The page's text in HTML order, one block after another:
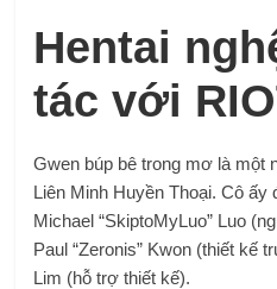
Hentai
tác với
Gwen búp bê trong mơ là một
Liên Minh Huyền Thoại. Cô
Michael “SkiptoMyLuo” Luo
Paul “Zeronis” Kwon (thiết kế
Lim (hỗ trợ thiết kế).